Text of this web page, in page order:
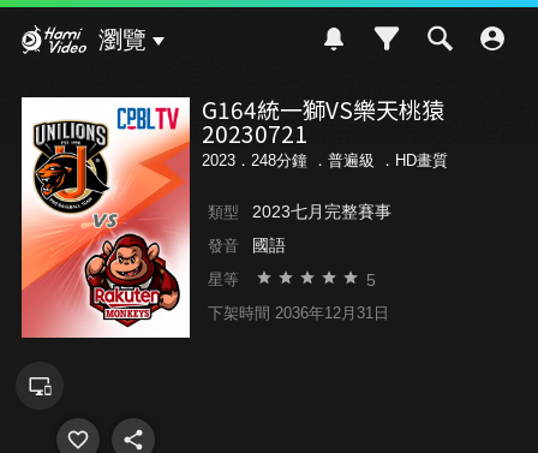
瀏覽
G164統一獅VS樂天桃猿
20230721
2023．248分鐘 ． 普遍級 ．HD畫質
類型 2023七月完整賽事
發音 國語
星等 5
下架時間 2036年12月31日